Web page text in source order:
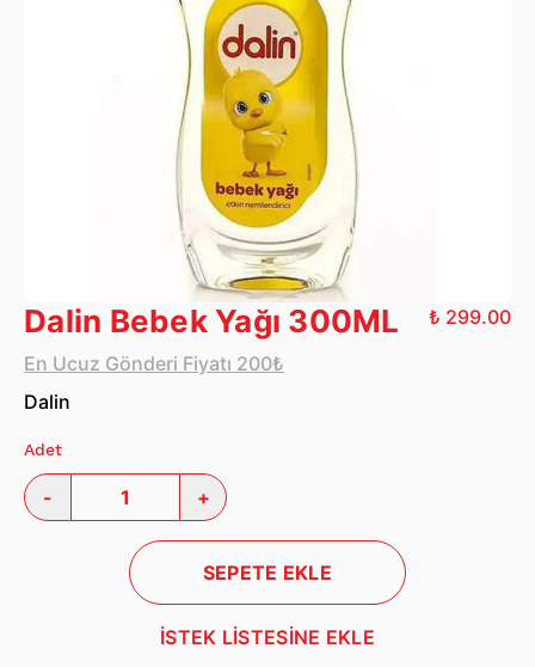
Dalin Bebek Yağı 300ML
En Ucuz Gönderi Fiyatı 200₺
₺ 299.00
Dalin
Adet
- +
SEPETE EKLE
İSTEK LİSTESİNE EKLE